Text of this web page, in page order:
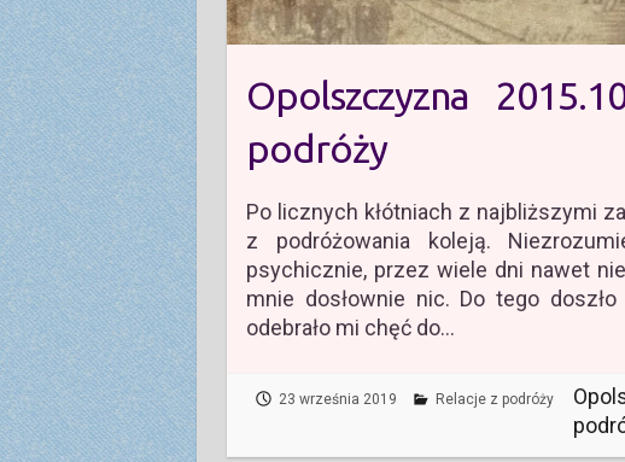
Opolszczyzna
podróży
Po licznych kłótniach z najbliższymi
z podróżowania koleją.
psychicznie, przez wiele dni nawet
mnie dosłownie nic. Do tego
odebrało mi chęć do…
23 września 2019 Relacje z podróży